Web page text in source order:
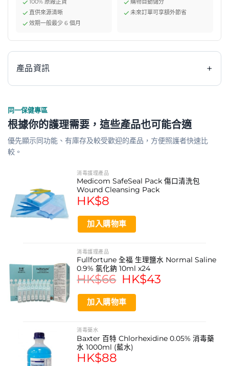
100% 原廠正貨
直供來源清晰
效期一般最少 6 個月
購物自動儲分
未來訂單可享額外節省
產品資訊 +
麥迪康 Medicom Safegauze 20x20cm 消毒無紡布是源
起全球一次性醫療防護產品的重要供應商，麥迪康秉持著企
士提供最值得信賴的高品質防護產品。這款特強吸滲消毒無
紡布專為處理大面積或多分泌物傷口而設計，每包含10片，
尺寸為20 x 20厘米，其卓越的吸收能力與柔軟不黏傷口的
特性，能有效杜絕細菌感染，讓產品使用者感到加倍安心且
信任。麥迪康的產品已獲得包括香港在內的全球多個地區衛
產品功效
醫療級消毒防護
有效杜絕細菌感染
源自加拿大領導品牌
同一保健專區
根據你的護理需要，這些產品也可能合適
優先顯示同功能、有庫存及較受歡迎的產品，方便照護者快速比
較。
消毒護理產品
Medicom SafeSeal Pack 傷口清洗包
Wound Cleansing Pack
HK$8
加入購物車
消毒護理產品
Fullfortune 全福 生理鹽水 Normal Saline
0.9% 氯化鈉 10ml x24
HK$66
Original
price
HK$66.
HK$43
加入購物車
消毒藥水
Baxter 百特 Chlorhexidine 0.05% 消毒藥
水 1000ml (藍水)
HK$88